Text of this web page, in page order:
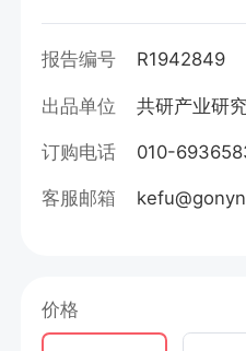
报告编号 R1942849
出品单位 共研产业研
订购电话 010-
客服邮箱
价格